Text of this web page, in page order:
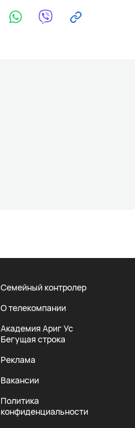
Семейный контролер
О телекомпании
Академия Ариг Ус
Бегущая строка
Реклама
Вакансии
Политика
конфиденциальности